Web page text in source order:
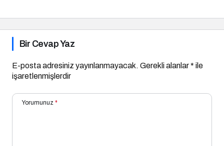
Bir Cevap Yaz
E-posta adresiniz yayınlanmayacak. Gerekli alanlar* ile
işaretlenmişlerdir
Yorumunuz *